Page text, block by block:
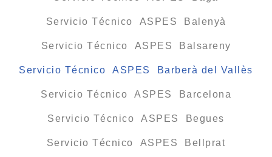
Servicio Técnico ASPES Balenyà
Servicio Técnico ASPES Balsareny
Servicio Técnico ASPES Barberà del Vallès
Servicio Técnico ASPES Barcelona
Servicio Técnico ASPES Begues
Servicio Técnico ASPES Bellprat